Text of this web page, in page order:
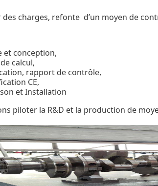
des charges, refonte d’un moyen de
et conception,
calcul,
rapport de contrôle,
CE,
et Installation
piloter la R&D et la production de